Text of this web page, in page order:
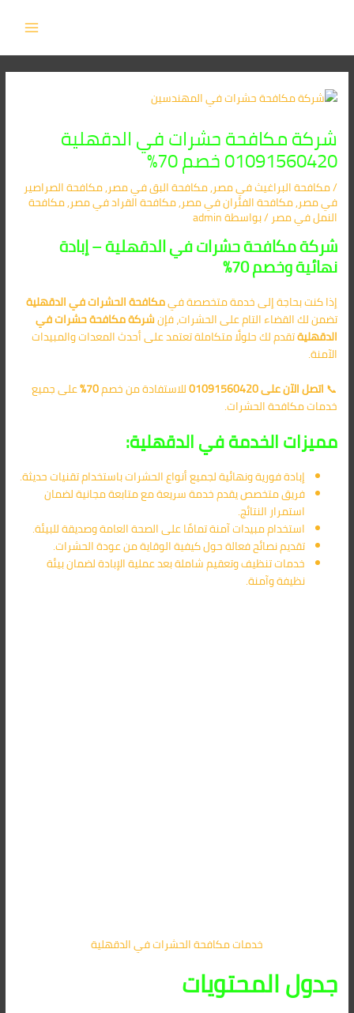
شركة مكافحة حشرات في الدقهلية
01091560420 خصم 70%
/مكافحة البراغيث​ في مصر,مكافحة البق​ في مصر,مكافحة الصراصير​
في مصر,مكافحة الفئران​ في مصر,مكافحة القراد​ في مصر,مكافحة
النمل​ في مصر/ بواسطةadmin
شركة مكافحة حشرات في الدقهلية – إبادة
نهائية وخصم 70%
إذا كنت بحاجة إلى خدمة متخصصة فيمكافحة الحشرات في الدقهلية
تضمن لك القضاء التام على الحشرات، فإنشركة مكافحة حشرات في
الدقهليةتقدم لك حلولًا متكاملة تعتمد على أحدث المعدات والمبيدات
الآمنة.
📞اتصل الآن على 01091560420 للاستفادة من خصم70% على جميع
خدمات مكافحة الحشرات.
مميزات الخدمة في الدقهلية:
إبادة فورية ونهائية لجميع أنواع الحشرات باستخدام تقنيات حديثة.
فريق متخصص يقدم خدمة سريعة مع متابعة مجانية لضمان
استمرار النتائج.
استخدام مبيدات آمنة تمامًا على الصحة العامة وصديقة للبيئة.
تقديم نصائح فعالة حول كيفية الوقاية من عودة الحشرات.
خدمات تنظيف وتعقيم شاملة بعد عملية الإبادة لضمان بيئة
نظيفة وآمنة.
خدمات مكافحة الحشرات في الدقهلية
جدول المحتويات